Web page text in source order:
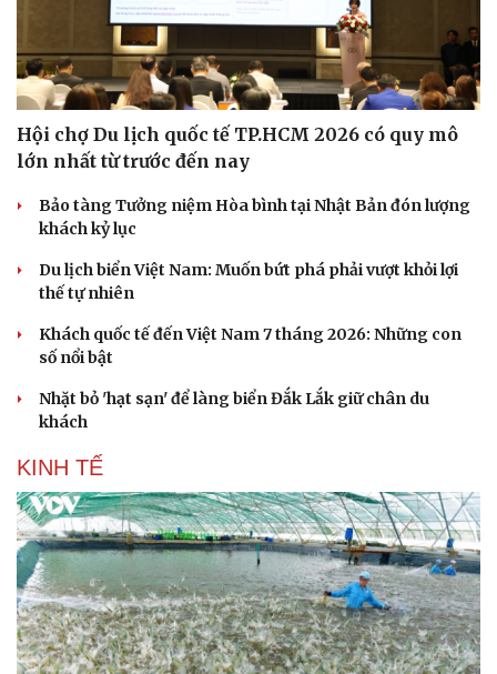
Hội chợ Du lịch quốc tế TP.HCM 2026 có quy mô
lớn nhất từ trước đến nay
Bảo tàng Tưởng niệm Hòa bình tại Nhật Bản đón lượng
khách kỷ lục
Du lịch biển Việt Nam: Muốn bứt phá phải vượt khỏi lợi
thế tự nhiên
Khách quốc tế đến Việt Nam 7 tháng 2026: Những con
số nổi bật
Nhặt bỏ 'hạt sạn' để làng biển Đắk Lắk giữ chân du
khách
KINH TẾ